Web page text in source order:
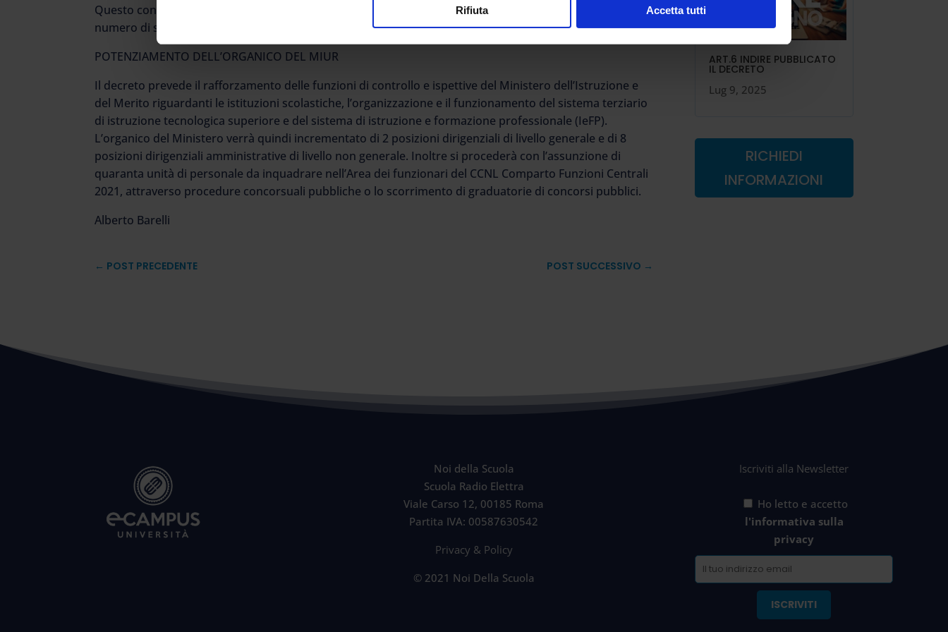
Rifiuta Accetta tutti
Questo con lo scopo di ripartire le risorse tra queste ultime, privilegiando quelle con un maggiore
numero di studenti appartenenti a famiglie bisognose.
POTENZIAMENTO DELL’ORGANICO DEL MIUR
Il decreto prevede il rafforzamento delle funzioni di controllo e ispettive del Ministero dell’Istruzione e
del Merito riguardanti le istituzioni scolastiche, l’organizzazione e il funzionamento del sistema terziario
di istruzione tecnologica superiore e del sistema di istruzione e formazione professionale (IeFP).
L’organico del Ministero verrà quindi incrementato di 2 posizioni dirigenziali di livello generale e di 8
posizioni dirigenziali amministrative di livello non generale. Inoltre si procederà con l’assunzione di
quaranta unità di personale da inquadrare nell’Area dei funzionari del CCNL Comparto Funzioni Centrali
2021, attraverso procedure concorsuali pubbliche o lo scorrimento di graduatorie di concorsi pubblici.
Alberto Barelli
← POST PRECEDENTE POST SUCCESSIVO →
ART.6 INDIRE PUBBLICATO
IL DECRETO
Lug 9, 2025
RICHIEDI
INFORMAZIONI
Noi della Scuola
Scuola Radio Elettra
Viale Carso 12, 00185 Roma
Partita IVA: 00587630542
Privacy & Policy
© 2021 Noi Della Scuola
Iscriviti alla Newsletter
Ho letto e accetto
l'informativa sulla
privacy